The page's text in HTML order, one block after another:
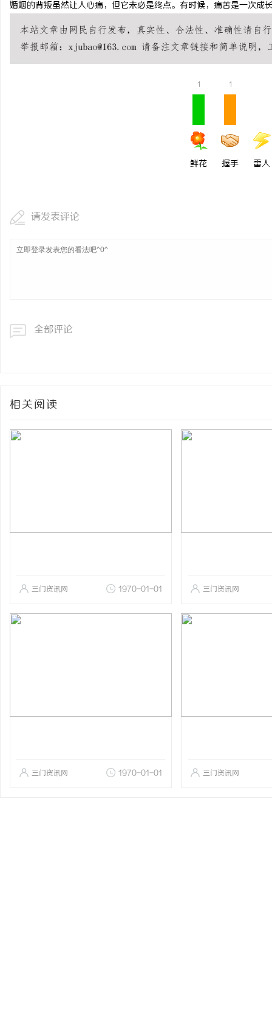
婚姻的背叛虽然让人心痛，但它未必是终点。有时候，痛苦是一次
1
鲜花
1
握手 雷人
请发表评论
全部评论
相关阅读
三门资讯网 1970-01-01 三门资讯网
三门资讯网 1970-01-01 三门资讯网